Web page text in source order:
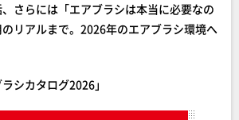
さらには「エアブラシは本当に必要なの
リアルまで。2026年のエアブラシ環境へ
シカタログ2026」